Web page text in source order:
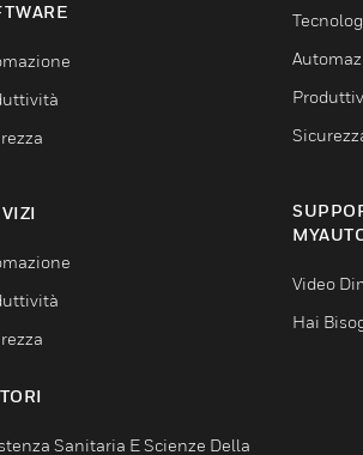
Sanitaria E Scienze Della
Video
Hai